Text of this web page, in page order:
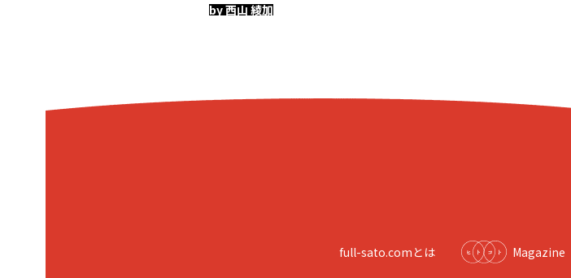
by 西山 綾加
full-sato.comとは Magazine